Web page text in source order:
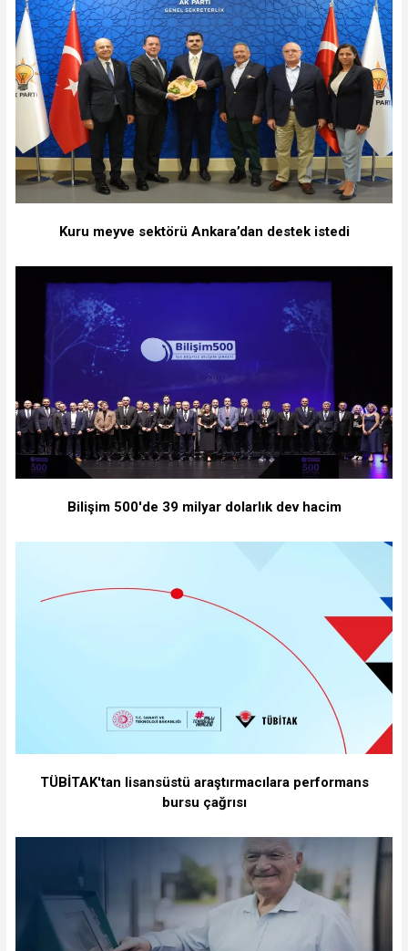
Kuru meyve sektörü Ankara’dan destek istedi
Bilişim 500'de 39 milyar dolarlık dev hacim
TÜBİTAK'tan lisansüstü araştırmacılara performans
bursu çağrısı